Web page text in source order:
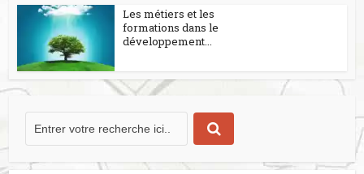
Les métiers et les
formations dans le
développement...